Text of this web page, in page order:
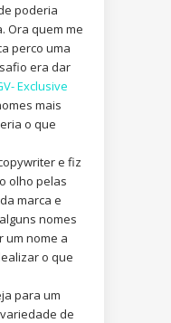
poderia
Ora quem me
perco uma
era dar
Exclusive
mais
o que
e fiz
olho pelas
marca e
nomes
um nome a
o que
para um
de